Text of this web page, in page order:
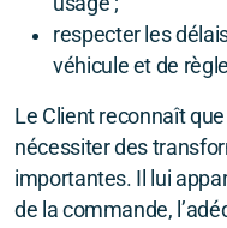
respecter les
véhicule et de
Le Client reconnaît
nécessiter des
importantes. Il lui
de la commande,